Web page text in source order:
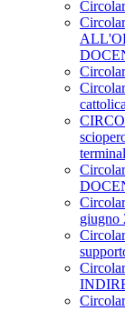
giugno